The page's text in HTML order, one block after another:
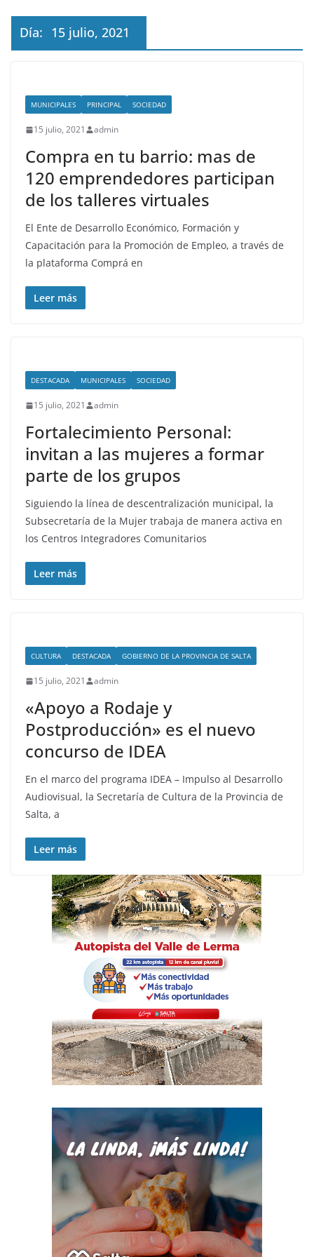
Día: 15 julio, 2021
MUNICIPALES PRINCIPAL SOCIEDAD
15 julio, 2021 admin
Compra en tu barrio: mas de
120 emprendedores participan
de los talleres virtuales
El Ente de Desarrollo Económico, Formación y
Capacitación para la Promoción de Empleo, a través de
la plataforma Comprá en
Leer más
DESTACADA MUNICIPALES SOCIEDAD
15 julio, 2021 admin
Fortalecimiento Personal:
invitan a las mujeres a formar
parte de los grupos
Siguiendo la línea de descentralización municipal, la
Subsecretaría de la Mujer trabaja de manera activa en
los Centros Integradores Comunitarios
Leer más
CULTURA DESTACADA GOBIERNO DE LA PROVINCIA DE SALTA
15 julio, 2021 admin
«Apoyo a Rodaje y
Postproducción» es el nuevo
concurso de IDEA
En el marco del programa IDEA – Impulso al Desarrollo
Audiovisual, la Secretaría de Cultura de la Provincia de
Salta, a
Leer más